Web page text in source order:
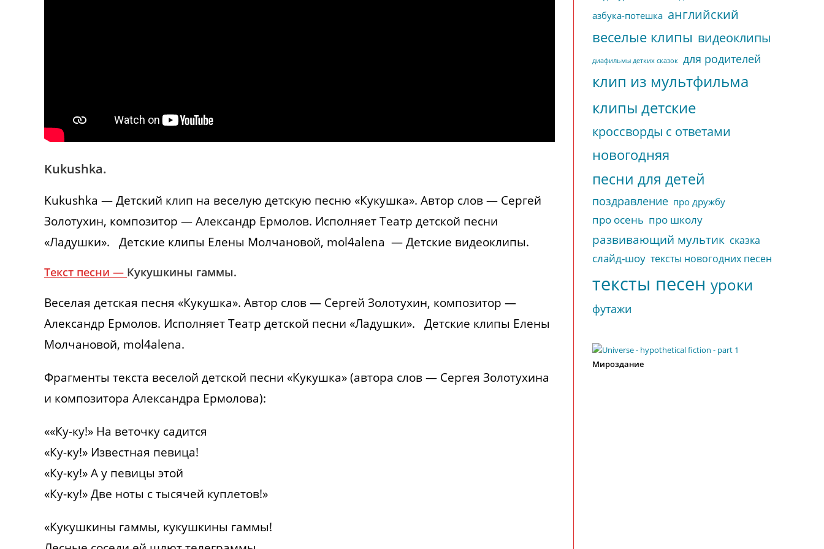
Kukushka.
Kukushka — Детский клип на веселую детскую песню «Кукушка». Автор слов — Сергей
Золотухин, композитор — Александр Ермолов. Исполняет Театр детской песни
«Ладушки». Детские клипы Елены Молчановой, mol4alena — Детские видеоклипы.
Текст песни — Кукушкины гаммы.
Веселая детская песня «Кукушка». Автор слов — Сергей Золотухин, композитор —
Александр Ермолов. Исполняет Театр детской песни «Ладушки». Детские клипы Елены
Молчановой, mol4alena.
Фрагменты текста веселой детской песни «Кукушка» (автора слов — Сергея Золотухина
и композитора Александра Ермолова):
««Ку-ку!» На веточку садится
«Ку-ку!» Известная певица!
«Ку-ку!» А у певицы этой
«Ку-ку!» Две ноты с тысячей куплетов!»
«Кукушкины гаммы, кукушкины гаммы!
азбука-потешка английский
веселые клипы видеоклипы
диафильмы детких сказок для родителей
клип из мультфильма
клипы детские
кроссворды с ответами
новогодняя
песни для детей
поздравление про дружбу
про осень про школу
развивающий мультик сказка
слайд-шоу тексты новогодних песен
тексты песен уроки
футажи
Мироздание